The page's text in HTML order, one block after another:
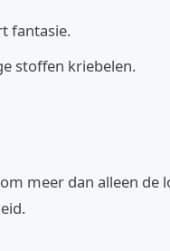
fantasie.
stoffen kriebelen.
meer dan alleen de